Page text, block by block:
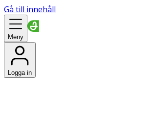
Gå till innehåll
Meny
Logga in